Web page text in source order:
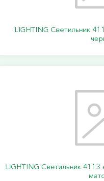
LIGHTING Светильник
LIGHTING Светильник